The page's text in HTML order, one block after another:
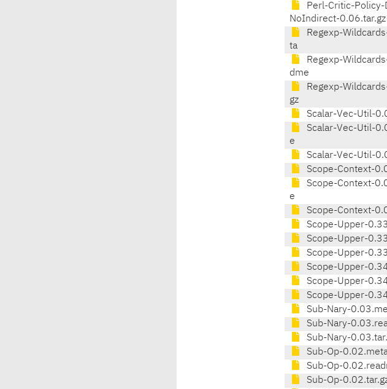
Perl-Critic-Policy-
NoIndirect-0.06.tar.gz
Regexp-
ta
Regexp-
dme
Regexp-
gz
Scalar-Vec-Util-
Scalar-Vec-Util-
e
Scalar-Vec-Util-
Scope-Context-
Scope-Context-
e
Scope-Context-
Scope-Upper-
Scope-Upper-
Scope-Upper-
Scope-Upper-
Scope-Upper-
Scope-Upper-
Sub-Nary-
Sub-Nary-
Sub-Nary-
Sub-Op-
Sub-Op-
Sub-Op-